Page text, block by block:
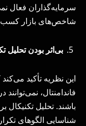
سرمایه‌گذاران فعال
شاخص‌های بازار کسب
بی‌اثر بودن تحلیل
این نظریه تأکید
فاندامنتال،
باشند. تحلیل
شناسایی الگوهای